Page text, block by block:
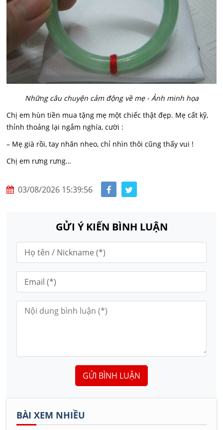
Những câu chuyện cảm động về mẹ - Ảnh minh họa
Chị em hùn tiền mua tặng mẹ một chiếc thật đẹp. Mẹ cất kỹ,
thỉnh thoảng lại ngắm nghía, cười :
– Mẹ già rồi, tay nhăn nheo, chỉ nhìn thôi cũng thấy vui !
Chị em rưng rưng…
03/08/2026 15:39:56
GỬI Ý KIẾN BÌNH LUẬN
GỬI BÌNH LUẬN
BÀI XEM NHIỀU